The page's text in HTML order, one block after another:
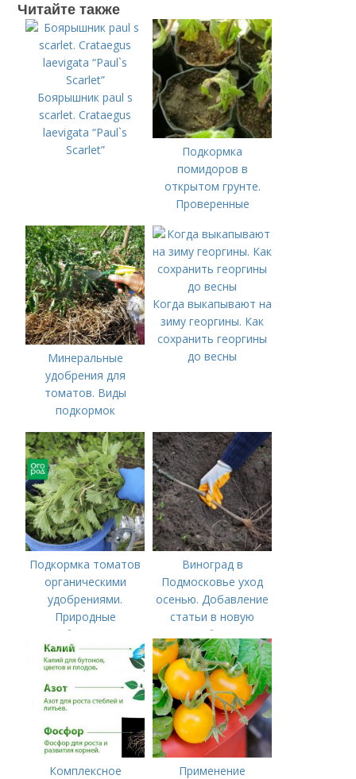
Читайте также
Боярышник paul s
scarlet. Crataegus
laevigata “Paul`s
Scarlet”
Подкормка
помидоров в
открытом грунте.
Проверенные
минеральные
удобрения
Минеральные
удобрения для
томатов. Виды
подкормок
Когда выкапывают на
зиму георгины. Как
сохранить георгины
до весны
Подкормка томатов
органическими
удобрениями.
Природные
удобрения для
подкормки "по листу"
Виноград в
Подмосковье уход
осенью. Добавление
статьи в новую
подборку
Комплексное
Применение